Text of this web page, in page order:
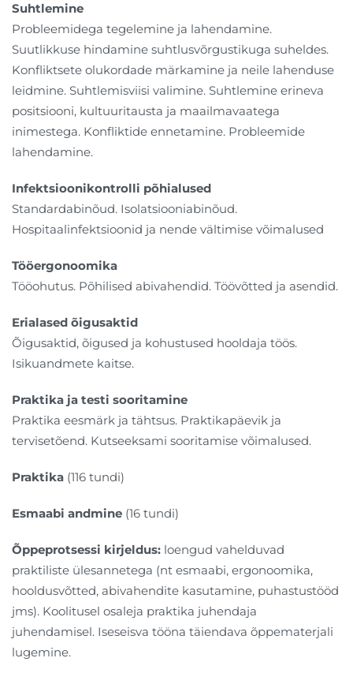
Suhtlemine
Probleemidega tegelemine ja lahendamine.
Suutlikkuse hindamine suhtlusvõrgustikuga suheldes.
Konfliktsete olukordade märkamine ja neile lahenduse
leidmine. Suhtlemisviisi valimine. Suhtlemine erineva
positsiooni, kultuuritausta ja maailmavaatega
inimestega. Konfliktide ennetamine. Probleemide
lahendamine.
Infektsioonikontrolli põhialused
Standardabinõud. Isolatsiooniabinõud.
Hospitaalinfektsioonid ja nende vältimise võimalused
Tööergonoomika
Tööohutus. Põhilised abivahendid. Töövõtted ja asendid.
Erialased õigusaktid
Õigusaktid, õigused ja kohustused hooldaja töös.
Isikuandmete kaitse.
Praktika ja testi sooritamine
Praktika eesmärk ja tähtsus. Praktikapäevik ja
tervisetõend. Kutseeksami sooritamise võimalused.
Praktika (116 tundi)
Esmaabi andmine (16 tundi)
Õppeprotsessi kirjeldus: loengud vahelduvad
praktiliste ülesannetega (nt esmaabi, ergonoomika,
hooldusvõtted, abivahendite kasutamine, puhastustööd
jms). Koolitusel osaleja praktika juhendaja
juhendamisel. Iseseisva tööna täiendava õppematerjali
lugemine.